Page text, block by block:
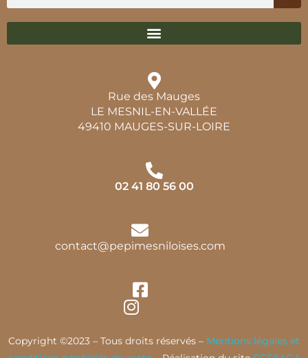
Rue des Mauges
LE MESNIL-EN-VALLÉE
49410 MAUGES-SUR-LOIRE
02 41 80 56 00
contact@pepimesniloises.com
Copyright ©2023 – Tous droits réservés – Mentions légales et